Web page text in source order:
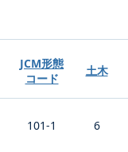
JCM形態
コード
土木
101-1 6